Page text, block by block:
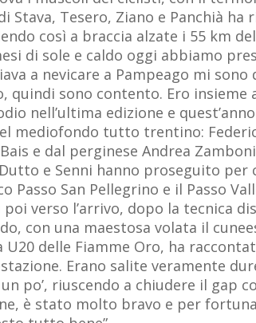
Stava, Tesero, Ziano e Panchià
così a braccia alzate i 55 km
di sole e caldo oggi abbiamo
a nevicare a Pampeago mi
quindi sono contento. Ero
nell’ultima edizione e
mediofondo tutto trentino:
e dal perginese Andrea
e Senni hanno proseguito
Passo San Pellegrino e il Passo
verso l’arrivo, dopo la tecnica
con una maestosa volata il
U20 delle Fiamme Oro, ha
Erano salite veramente
po’, riuscendo a chiudere il gap
è stato molto bravo e per